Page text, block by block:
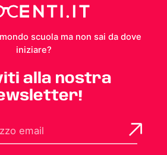
scuola ma non sai da dove
iniziare?
alla nostra